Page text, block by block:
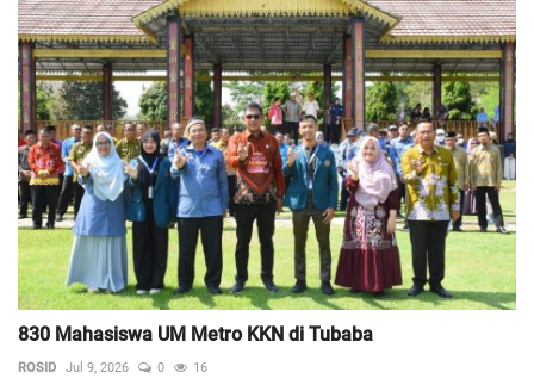
830 Mahasiswa UM Metro KKN di Tubaba
ROSID Jul 9, 2026 0 16